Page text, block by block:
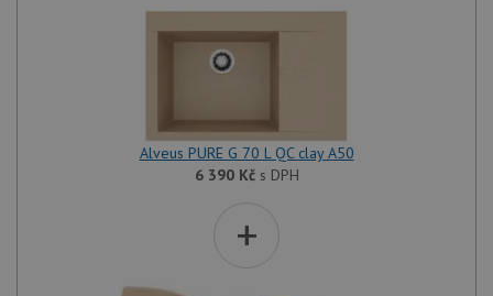
Alveus PURE G 70 L QC clay A50
6 390 Kčs DPH
+